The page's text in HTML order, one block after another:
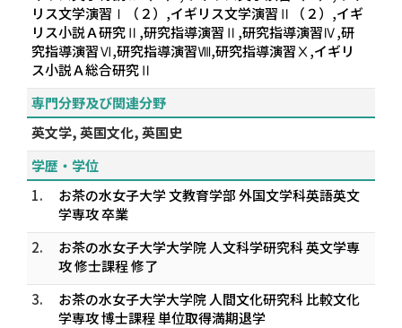
リス文学演習Ⅰ（２）,イギリス文学演習Ⅱ（２）,イギ
リス小説Ａ研究Ⅱ,研究指導演習Ⅱ,研究指導演習Ⅳ,研
究指導演習Ⅵ,研究指導演習Ⅷ,研究指導演習Ⅹ,イギリ
ス小説Ａ総合研究Ⅱ
専門分野及び関連分野
英文学, 英国文化, 英国史
学歴・学位
1.
お茶の水女子大学 文教育学部 外国文学科英語英文
学専攻 卒業
2.
お茶の水女子大学大学院 人文科学研究科 英文学専
攻 修士課程 修了
3.
お茶の水女子大学大学院 人間文化研究科 比較文化
学専攻 博士課程 単位取得満期退学